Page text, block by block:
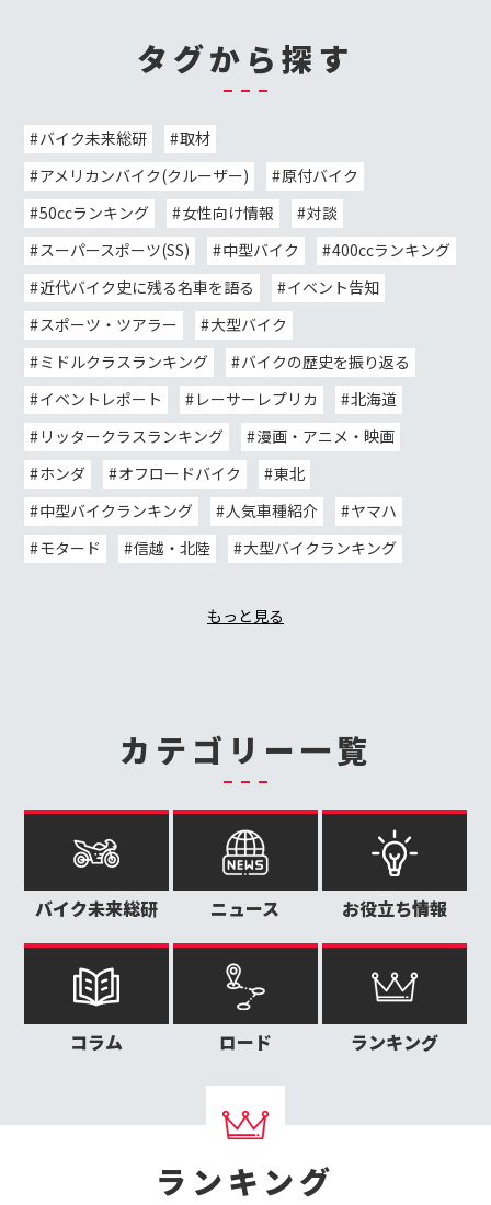
タグから探す
バイク未来総研
取材
アメリカンバイク(クルーザー)
原付バイク
50ccランキング
女性向け情報
対談
スーパースポーツ(SS)
中型バイク
400ccランキング
近代バイク史に残る名車を語る
イベント告知
スポーツ・ツアラー
大型バイク
ミドルクラスランキング
バイクの歴史を振り返る
イベントレポート
レーサーレプリカ
北海道
リッタークラスランキング
漫画・アニメ・映画
ホンダ
オフロードバイク
東北
中型バイクランキング
人気車種紹介
ヤマハ
モタード
信越・北陸 大型バイクランキング
もっと見る
カテゴリー一覧
バイク未来総研 ニュース お役立ち情報
コラム ロード ランキング
ランキング